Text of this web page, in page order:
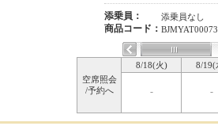
添乗員： 添乗員なし
商品コード：
空席照会
/予約へ
8/18(火) 8/19(
- -